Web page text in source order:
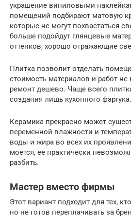
украшение виниловыми
помещений подбирают матовую
которые не могут похвастаться
больше подойдут глянцевые
оттенков, хорошо отражающие
Плитка позволит отделать
стоимость материалов и работ не
ремонт дешево. Чаще всего
создания лишь кухонного фартука.
Керамика прекрасно может
переменной влажности и
воды и жира во всех их
моется, ее практически
разбить.
Мастер вместо фирмы
Этот вариант подходит для тех,
но не готов переплачивать за